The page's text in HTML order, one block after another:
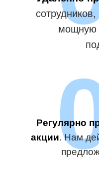
мощную
Регулярно
акции. Нам